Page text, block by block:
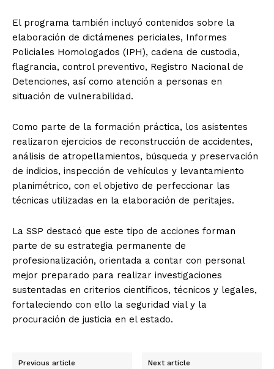
El programa también incluyó contenidos sobre la
elaboración de dictámenes periciales, Informes
Policiales Homologados (IPH), cadena de custodia,
flagrancia, control preventivo, Registro Nacional de
Detenciones, así como atención a personas en
situación de vulnerabilidad.
Como parte de la formación práctica, los asistentes
realizaron ejercicios de reconstrucción de accidentes,
análisis de atropellamientos, búsqueda y preservación
de indicios, inspección de vehículos y levantamiento
planimétrico, con el objetivo de perfeccionar las
técnicas utilizadas en la elaboración de peritajes.
La SSP destacó que este tipo de acciones forman
parte de su estrategia permanente de
profesionalización, orientada a contar con personal
mejor preparado para realizar investigaciones
sustentadas en criterios científicos, técnicos y legales,
fortaleciendo con ello la seguridad vial y la
procuración de justicia en el estado.
Previous article Next article